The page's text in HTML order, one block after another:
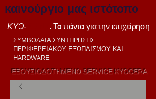
ΕΞΟΥΣΙΟΔΟΤΗΜΕΝΟ SERVICE KYOCERA
KYO- . Τα πάντα για την επιχείρηση
ΣΥΜΒΟΛΑΙΑ ΣΥΝΤΗΡΗΣΗΣ
ΠΕΡΙΦΕΡΕΙΑΚΟΥ ΕΞΟΠΛΙΣΜΟΥ ΚΑΙ
HARDWARE
καινούργιο μας ιστότοπο